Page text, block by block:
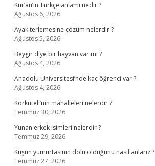
Kur’an’ın Türkçe anlamı nedir ?
Ağustos 6, 2026
Ayak terlemesine çözüm nelerdir ?
Ağustos 5, 2026
Beygir diye bir hayvan var mı ?
Ağustos 4, 2026
Anadolu Üniversitesi’nde kaç öğrenci var ?
Ağustos 4, 2026
Korkuteli’nin mahalleleri nelerdir ?
Temmuz 30, 2026
Yunan erkek isimleri nelerdir ?
Temmuz 29, 2026
Kuşun yumurtasının dolu olduğunu nasıl anlarız ?
Temmuz 27, 2026